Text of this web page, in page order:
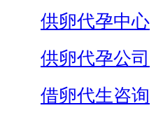
供卵代孕中心
供卵代孕公司
借卵代生咨询